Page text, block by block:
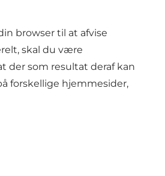
browser til at afvise
skal du være
der som resultat deraf kan
forskellige hjemmesider,